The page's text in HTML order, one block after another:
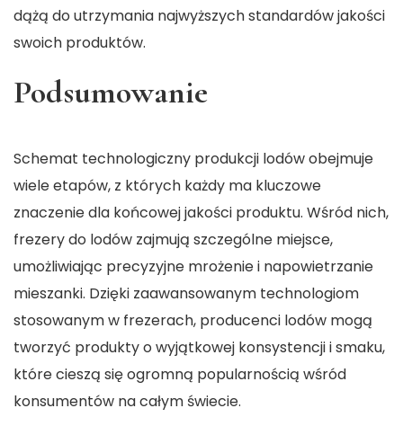
dążą do utrzymania najwyższych standardów jakości
swoich produktów.
Podsumowanie
Schemat technologiczny produkcji lodówobejmuje
wiele etapów, z których każdy ma kluczowe
znaczenie dla końcowej jakości produktu. Wśród nich,
frezery do lodów zajmują szczególne miejsce,
umożliwiając precyzyjne mrożenie i napowietrzanie
mieszanki. Dzięki zaawansowanym technologiom
stosowanym w frezerach, producenci lodów mogą
tworzyć produkty o wyjątkowej konsystencji i smaku,
które cieszą się ogromną popularnością wśród
konsumentów na całym świecie.